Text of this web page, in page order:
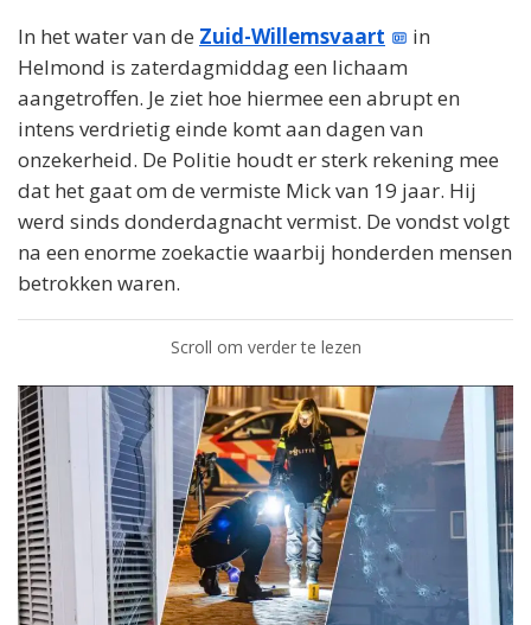
In het water van de Zuid-Willemsvaart
in
Helmond is zaterdagmiddag een lichaam
aangetroffen. Je ziet hoe hiermee een abrupt en
intens verdrietig einde komt aan dagen van
onzekerheid. De Politie houdt er sterk rekening mee
dat het gaat om de vermiste Mick van 19 jaar. Hij
werd sinds donderdagnacht vermist. De vondst volgt
na een enorme zoekactie waarbij honderden mensen
betrokken waren.
Scroll om verder te lezen